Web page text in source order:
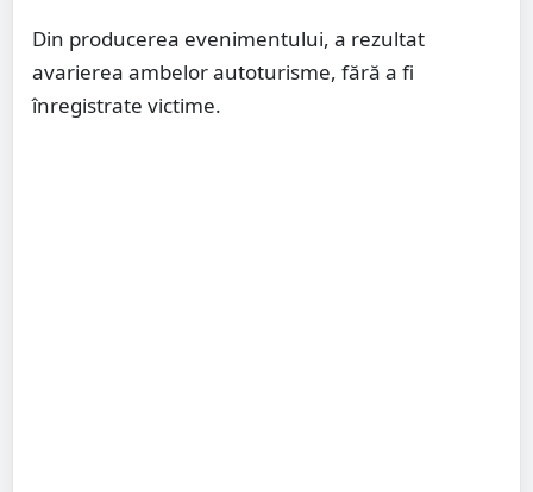
Din producerea evenimentului, a rezultat
avarierea ambelor autoturisme, fără a fi
înregistrate victime.